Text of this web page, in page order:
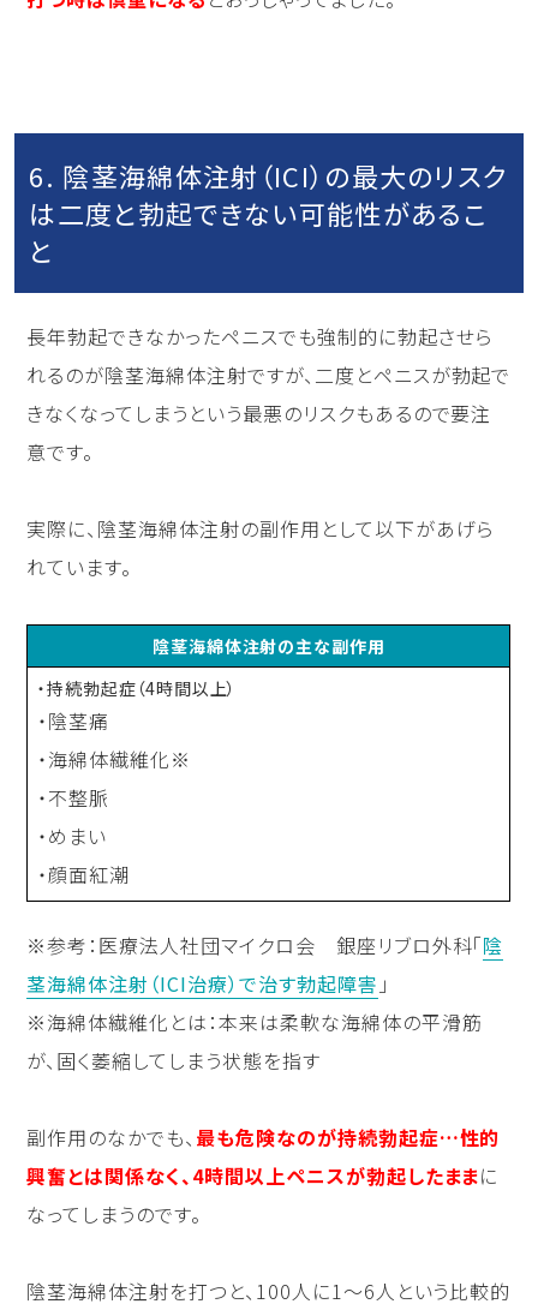
6. 陰茎海綿体注射（ICI）の最大のリスク
は二度と勃起できない可能性があるこ
と
長年勃起できなかったペニスでも強制的に勃起させら
れるのが陰茎海綿体注射ですが、二度とペニスが勃起で
きなくなってしまうという最悪のリスクもあるので要注
意です。
実際に、陰茎海綿体注射の副作用として以下があげら
れています。
陰茎海綿体注射の主な副作用
・持続勃起症（4時間以上）
・陰茎痛
・海綿体繊維化※
・不整脈
・めまい
・顔面紅潮
※参考：医療法人社団マイクロ会 銀座リブロ外科「陰
茎海綿体注射（ICI治療）で治す勃起障害 」
※海綿体繊維化とは：本来は柔軟な海綿体の平滑筋
が、固く萎縮してしまう状態を指す
副作用のなかでも、 最も危険なのが持続勃起症…性的
興奮とは関係なく、4時間以上ペニスが勃起したままに
なってしまうのです。
陰茎海綿体注射を打つと、100人に1〜6人という比較的